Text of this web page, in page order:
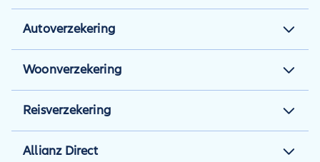
Autoverzekering
Autoverzekering
Autoverzekering berekenen
Autotips
Inzittendenverzekering
Woonverzekering
Woonverzekering
Aansprakelijkheidsverzekering
Opstalverzekering
Reisverzekering
Reisverzekering
Allianz Direct